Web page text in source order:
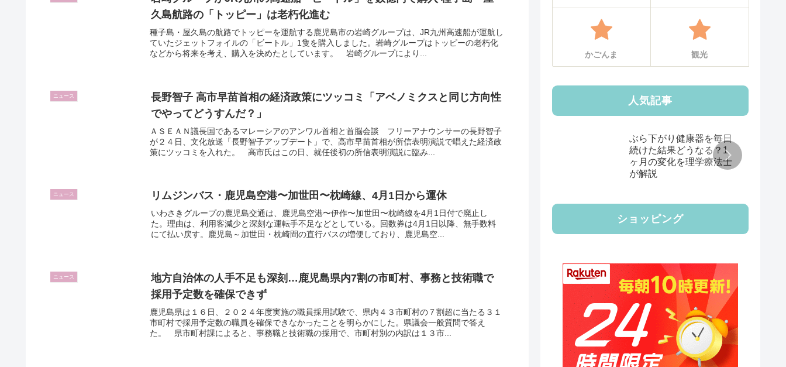
久島航路の「トッピー」は老朽化進む
種子島・屋久島の航路でトッピーを運航する鹿児島市の岩崎グループは、JR九州高速船が運航し
ていたジェットフォイルの「ビートル」1隻を購入しました。岩崎グループはトッピーの老朽化
などから将来を考え、購入を決めたとしています。 岩崎グループにより...
ニュース
長野智子 高市早苗首相の経済政策にツッコミ「アベノミクスと同じ方向性
でやってどうすんだ？」
ＡＳＥＡＮ議長国であるマレーシアのアンワル首相と首脳会談 フリーアナウンサーの長野智子
が２４日、文化放送「長野智子アップデート」で、高市早苗首相が所信表明演説で唱えた経済政
策にツッコミを入れた。 高市氏はこの日、就任後初の所信表明演説に臨み...
ニュース リムジンバス・鹿児島空港〜加世田〜枕崎線、4月1日から運休
いわさきグループの鹿児島交通は、鹿児島空港〜伊作〜加世田〜枕崎線を4月1日付で廃止し
た。理由は、利用客減少と深刻な運転手不足などとしている。回数券は4月1日以降、無手数料
にて払い戻す。鹿児島～加世田・枕崎間の直行バスの増便しており、鹿児島空...
ニュース
地方自治体の人手不足も深刻…鹿児島県内7割の市町村、事務と技術職で
採用予定数を確保できず
鹿児島県は１６日、２０２４年度実施の職員採用試験で、県内４３市町村の７割超に当たる３１
市町村で採用予定数の職員を確保できなかったことを明らかにした。県議会一般質問で答え
た。 県市町村課によると、事務職と技術職の採用で、市町村別の内訳は１３市...
かごんま 観光
人気記事
ぶら下がり健康器を毎日
続けた結果どうなる？1
ヶ月の変化を理学療法士
が解説
ショッピング